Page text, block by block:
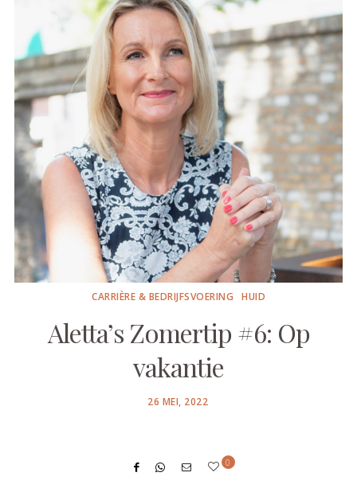
CARRIÈRE & BEDRIJFSVOERING HUID
Aletta’s Zomertip #6: Op
vakantie
POSTED
26 MEI, 2022
0